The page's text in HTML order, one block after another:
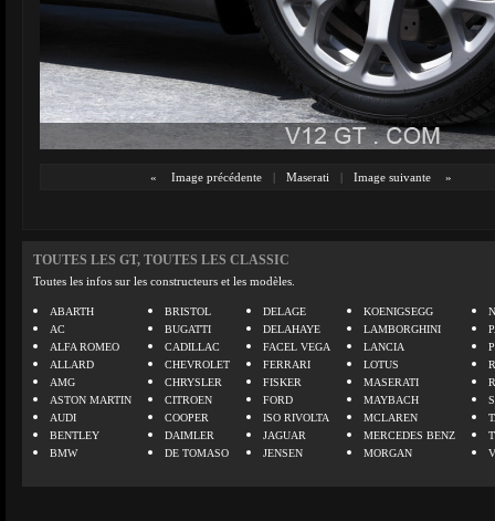
« Image précédente | Maserati | Image suivante »
TOUTES LES GT, TOUTES LES CLASSIC
Toutes les infos sur les constructeurs et les modèles.
ABARTH
AC
ALFA ROMEO
ALLARD
AMG
ASTON MARTIN
AUDI
BENTLEY
BMW
BRISTOL
BUGATTI
CADILLAC
CHEVROLET
CHRYSLER
CITROEN
COOPER
DAIMLER
DE TOMASO
DELAGE
DELAHAYE
FACEL VEGA
FERRARI
FISKER
FORD
ISO RIVOLTA
JAGUAR
JENSEN
KOENIGSEGG
LAMBORGHINI
LANCIA
LOTUS
MASERATI
MAYBACH
MCLAREN
MERCEDES BENZ
MORGAN